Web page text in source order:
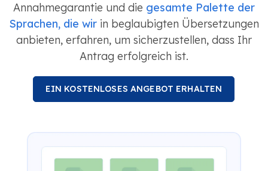
Annahmegarantie und die gesamte Palette der
Sprachen, die wirin beglaubigten Übersetzungen
anbieten, erfahren, um sicherzustellen, dass Ihr
Antrag erfolgreich ist.
EIN KOSTENLOSES ANGEBOT ERHALTEN